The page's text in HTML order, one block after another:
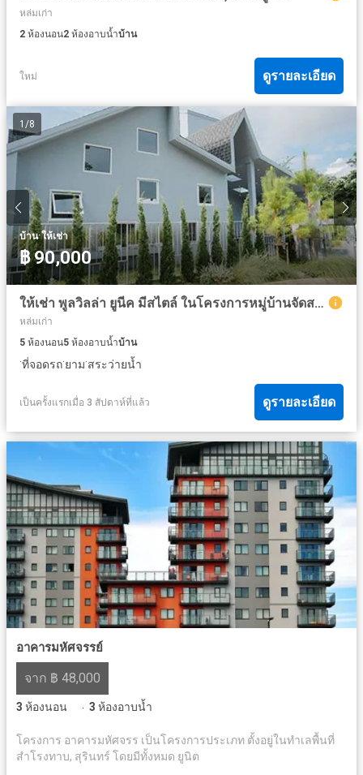
หล่มเก่า
2 ห้องนอน2 ห้องอาบน้ำบ้าน
ใหม่ ดูรายละเอียด
1 /8
บ้าน·ให้เช่า
฿ 90,000
ให้เช่า พูลวิลล่า ยูนีค มีสไตล์ ในโครงการหมู่บ้านจัดสรร ใกล้สี่แยกหนองจ๊อม อ.สันทราย จ.เชียงใหม่
หล่มเก่า
5 ห้องนอน5 ห้องอาบน้ำบ้าน
·ที่จอดรถ·ยาม·สระว่ายน้ำ
เป็นครั้งแรกเมื่อ 3 สัปดาห์ที่แล้ว ดูรายละเอียด
อาคารมหัศจรรย์
จาก ฿ 48,000
3 ห้องนอน · 3 ห้องอาบน้ำ
โครงการ อาคารมหัศจรร เป็นโครงการประเภท ตั้งอยู่ในทำเลพื้นที่
สำโรงทาบ, สุรินทร์ โดยมีทั้งหมด ยูนิต